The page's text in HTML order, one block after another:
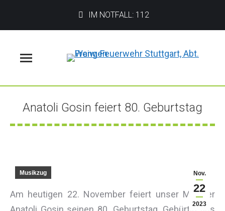
IM NOTFALL: 112
Anatoli Gosin feiert 80. Geburtstag
Sie befinden sich hier:
Nov.
22
2023
Musikzug
Am heutigen 22. November feiert unser Musiker